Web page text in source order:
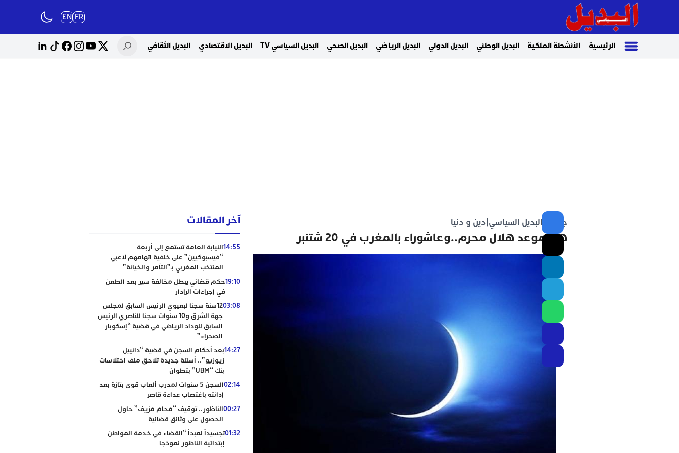
FR
EN
الرئيسية الأنشطة الملكية البديل الوطني البديل الدولي البديل الرياضي البديل الصحي البديل السياسي TV البديل الاقتصادي البديل الثقافي
جريدة البديل السياسي دين و دنيا
هذا موعد هلال محرم..وعاشوراء بالمغرب في 20 شتنبر
آخر المقالات
14:55النيابة العامة تستمع إلى أربعة
“فيسبوكيين” على خلفية اتهامهم لاعبي
المنتخب المغربي بـ”التآمر والخيانة”
19:10حكم قضائي يبطل مخالفة سير بعد الطعن
في إجراءات الرادار
03:08
12سنة سجنا لبعيوي الرئيس السابق لمجلس
جهة الشرق و10 سنوات سجنا للناصري الرئيس
السابق للوداد الرياضي في قضية “إسكوبار
الصحراء”
14:27بعد أحكام السجن في قضية “دانييل
زيوزيو”.. أسئلة جديدة تلاحق ملف اختلاسات
بنك “UBM” بتطوان
02:14
السجن 5 سنوات لمدرب ألعاب قوى بتازة بعد
إدانته باغتصاب عداءة قاصر
00:27الناظور.. توقيف “محام مزيف” حاول
الحصول على وثائق قضائية
01:32تجسيداً لمبدأ “القضاء في خدمة المواطن
إبتدائية الناظور نموذجا